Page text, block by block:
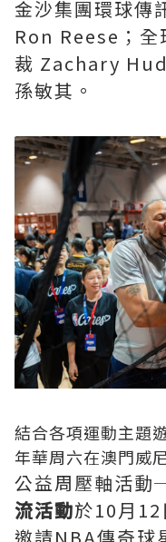
金沙集團環球傳
Ron Reese；全
裁 Zachary
孫敏其。
結合各項運動主題
年華周六在澳門威
公益周壓軸活
流活動於10月